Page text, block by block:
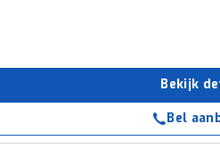
Bekijk
Bel